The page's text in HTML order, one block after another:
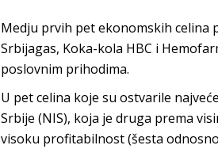
Medju prvih pet ekonomskih celina
Srbijagas, Koka-kola HBC i
poslovnim prihodima.
U pet celina koje su ostvarile
Srbije (NIS), koja je druga prema
visoku profitabilnost (šesta